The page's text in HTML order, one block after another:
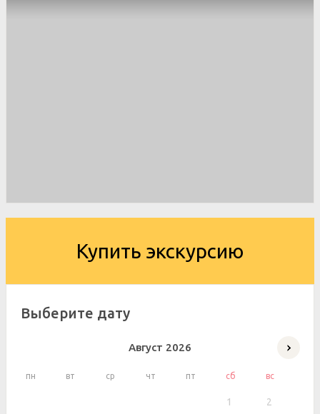
Купить экскурсию
Выберите дату
Август 2026
пн вт ср чт пт сб вс
1 2